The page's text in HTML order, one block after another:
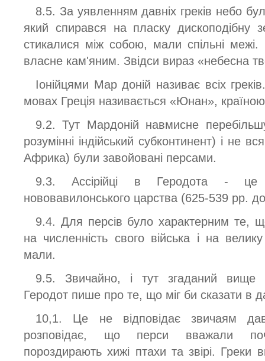
8.5. За уявленням давніх греків небо
який спирався на пласку
стикалися між собою, мали спільні
власне кам'яним. Звідси вираз «небесна
Іонійцями Мар доній називає всіх
мовах Греція називається «Юнан», країною
9.2. Тут Мардоній навмисне
розумінні індійський субконтинент) і не
Африка) були завойовані персами.
9.3. Ассірійці в Геродота - це
нововавилонського царства (625-539 рр.
9.4. Для персів було характерним те,
на численність свого війська і на
мали.
9.5. Звичайно, і тут згаданий вище
Геродот пише про те, що міг би сказати в
10,1. Це не відповідає звичаям
розповідає, що перси вважали
пороздирають хижі птахи та звірі.